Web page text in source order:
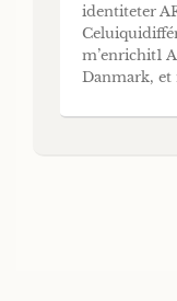
identiteter
m’enrichit1
Danmark,
et forslag